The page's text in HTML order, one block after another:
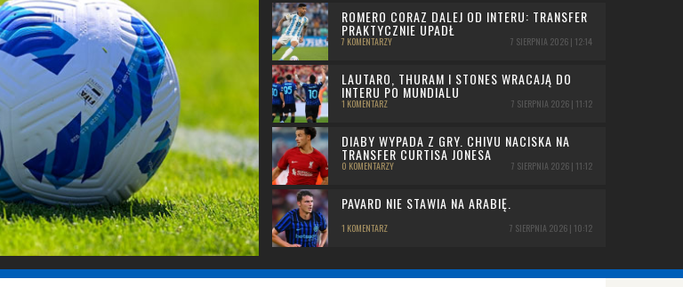
ROMERO CORAZ DALEJ OD INTERU: TRANSFER
PRAKTYCZNIE UPADŁ
7 KOMENTARZY 7 SIERPNIA 2026 | 12:14
LAUTARO, THURAM I STONES WRACAJĄ DO
INTERU PO MUNDIALU
1 KOMENTARZ 7 SIERPNIA 2026 | 11:12
DIABY WYPADA Z GRY. CHIVU NACISKA NA
TRANSFER CURTISA JONESA
0 KOMENTARZY 7 SIERPNIA 2026 | 11:12
PAVARD NIE STAWIA NA ARABIĘ.
1 KOMENTARZ 7 SIERPNIA 2026 | 10:12